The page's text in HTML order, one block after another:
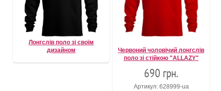
Лонгслів поло зі своїм
дизайном
Червоний чоловічий лонгслів
поло зі стійкою "ALLAZY"
690 грн.
Артикул: 628999-ua